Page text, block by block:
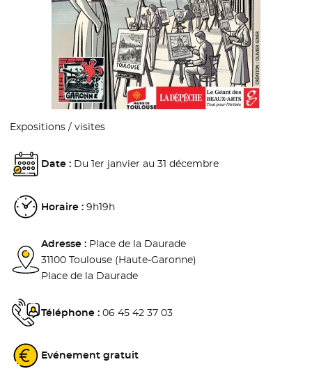
Expositions / visites
Date : Du 1er janvier au 31 décembre
Horaire : 9h19h
Adresse : Place de la Daurade
31100 Toulouse (Haute-Garonne)
Place de la Daurade
Téléphone : 06 45 42 37 03
Evénement gratuit